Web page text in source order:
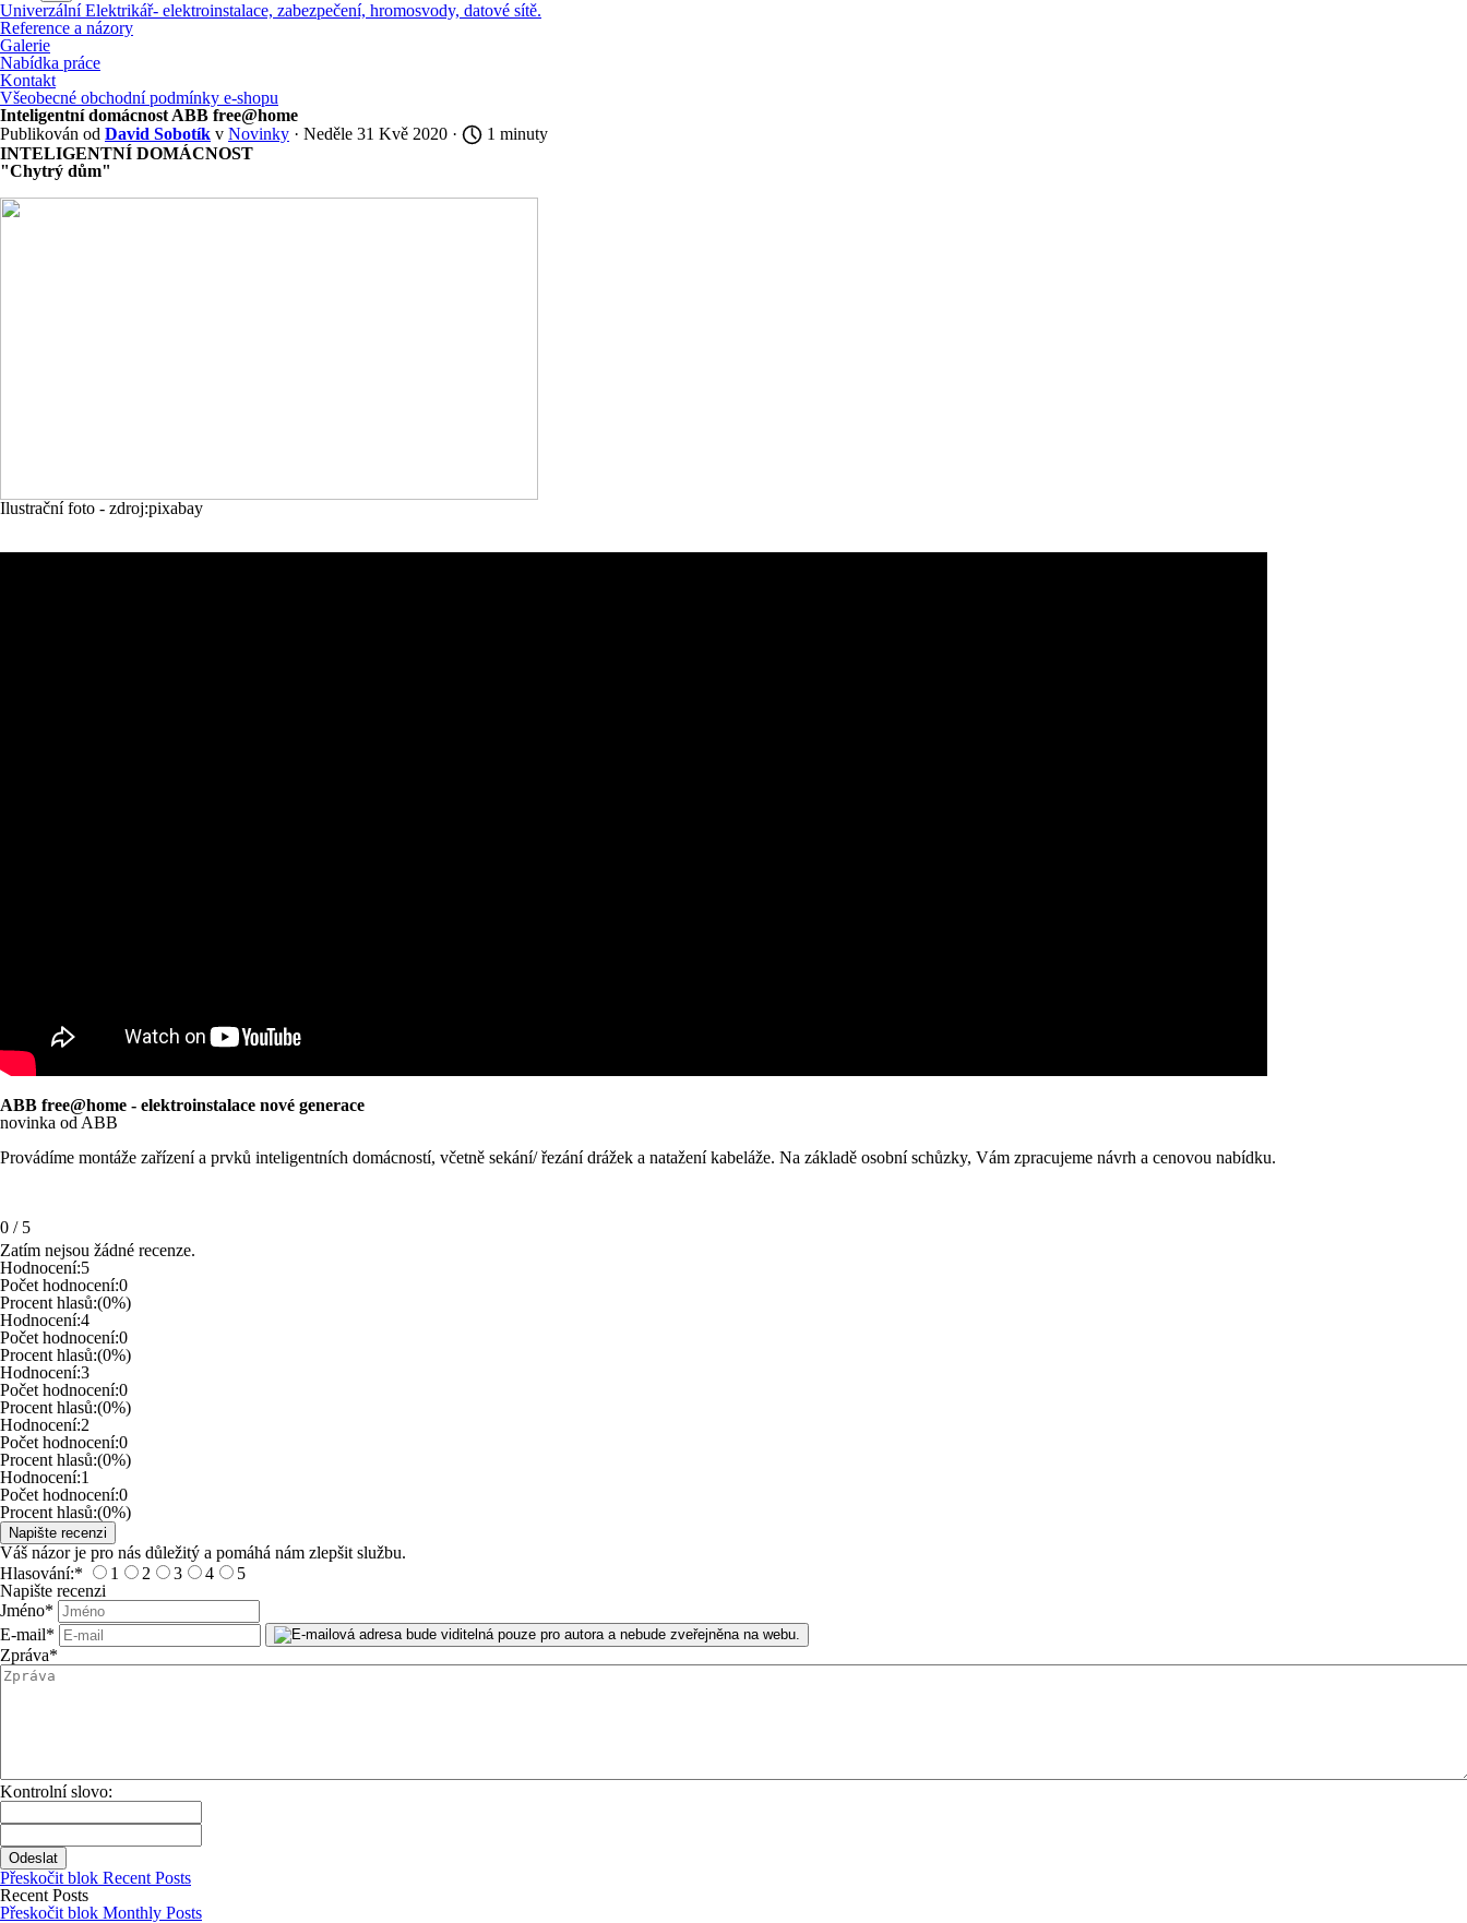
Univerzální Elektrikář- elektroinstalace, zabezpečení, hromosvody, datové sítě.
Reference a názory
Galerie
Nabídka práce
Kontakt
Všeobecné obchodní podmínky e-shopu
Inteligentní domácnost ABB free@home
Publikován od David Sobotík v Novinky · Neděle 31 Kvě 2020 ·
1 minuty
INTELIGENTNÍ DOMÁCNOST
"Chytrý dům"
Ilustrační foto - zdroj:pixabay
ABB free@home - elektroinstalace nové generace
novinka od ABB
Provádíme montáže zařízení a prvků inteligentních domácností, včetně sekání/ řezání drážek a natažení kabeláže. Na základě osobní schůzky, Vám zpracujeme návrh a cenovou nabídku.
0 / 5
Zatím nejsou žádné recenze.
Hodnocení:5
Počet hodnocení:0
Procent hlasů:(0%)
Hodnocení:4
Počet hodnocení:0
Procent hlasů:(0%)
Hodnocení:3
Počet hodnocení:0
Procent hlasů:(0%)
Hodnocení:2
Počet hodnocení:0
Procent hlasů:(0%)
Hodnocení:1
Počet hodnocení:0
Procent hlasů:(0%)
Váš názor je pro nás důležitý a pomáhá nám zlepšit službu.
Hlasování:* 1 2 3 4
5
Napište recenzi
Jméno*
E-mail*
Zpráva*
Kontrolní slovo:
Přeskočit blok Recent Posts
Recent Posts
Přeskočit blok Monthly Posts